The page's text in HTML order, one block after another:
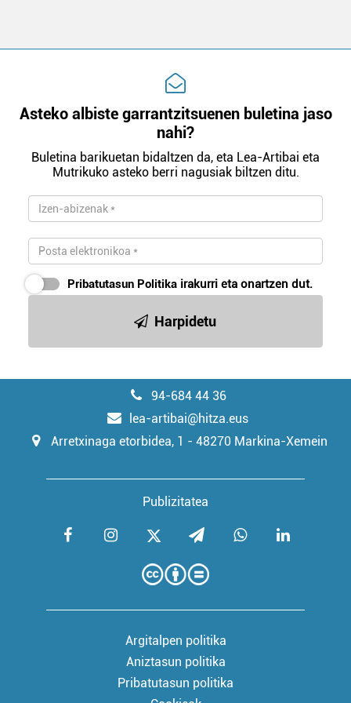
erabiltzeko baimen esplizitua ematen diguzu.
Asteko albiste garrantzitsuenen buletina jaso
nahi?
Buletina barikuetan bidaltzen da, eta Lea-Artibai eta
Mutrikuko asteko berri nagusiak biltzen ditu.
Pribatutasun Politika irakurri eta onartzen dut.
Harpidetu
94-684 44 36
lea-artibai@hitza.eus
Arretxinaga etorbidea, 1 - 48270 Markina-Xemein
Publizitatea
Argitalpen politika
Aniztasun politika
Pribatutasun politika